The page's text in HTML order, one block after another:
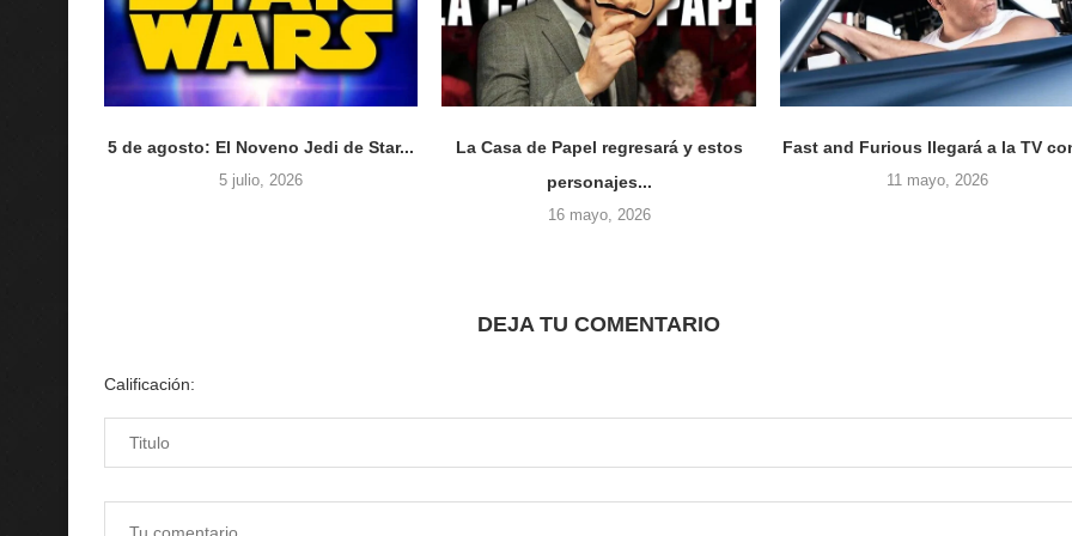
5 de agosto: El Noveno Jedi de Star...
5 julio, 2026
La Casa de Papel regresará y estos
personajes...
16 mayo, 2026
Fast and Furious llegará a la TV
11 mayo, 2026
DEJA TU COMENTARIO
Calificación: